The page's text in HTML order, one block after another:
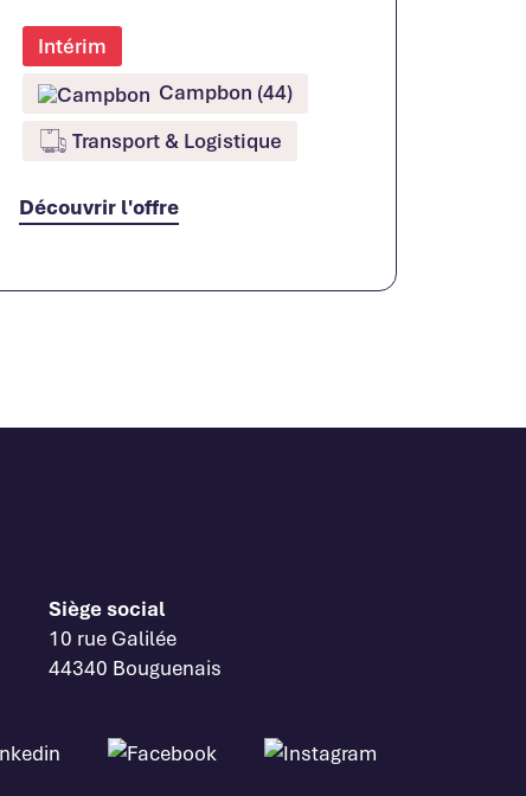
Intérim
Campbon (44)
Transport & Logistique
Découvrir l'offre
Siège social
10 rue Galilée
44340 Bouguenais